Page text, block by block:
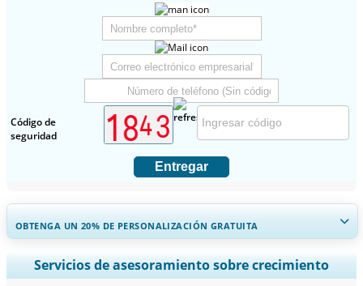
Código de
seguridad
Entregar
OBTENGA UN 20% DE PERSONALIZACIÓN GRATUITA
Ampliar la cobertura regional y por país, Análisis de segmentos,
Perfiles de empresas, Benchmarking competitivo, e información
Servicios de asesoramiento sobre crecimiento